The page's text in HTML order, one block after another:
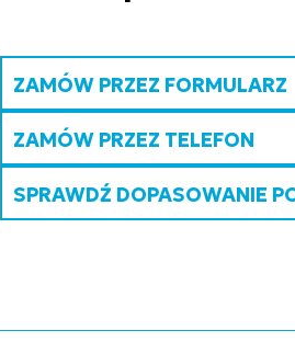
ZAMÓW PRZEZ FORMULARZ
ZAMÓW PRZEZ TELEFON
SPRAWDŹ DOPASOWANIE